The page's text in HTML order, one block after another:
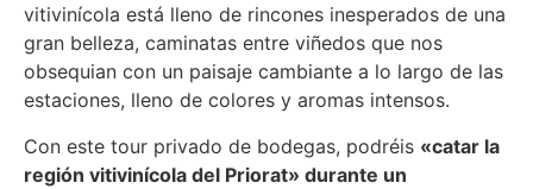
vitivinícola está lleno de rincones inesperados de una
gran belleza, caminatas entre viñedos que nos
obsequian con un paisaje cambiante a lo largo de las
estaciones, lleno de colores y aromas intensos.
Con este tour privado de bodegas, podréis «catar la
región vitivinícola del Priorat» durante un